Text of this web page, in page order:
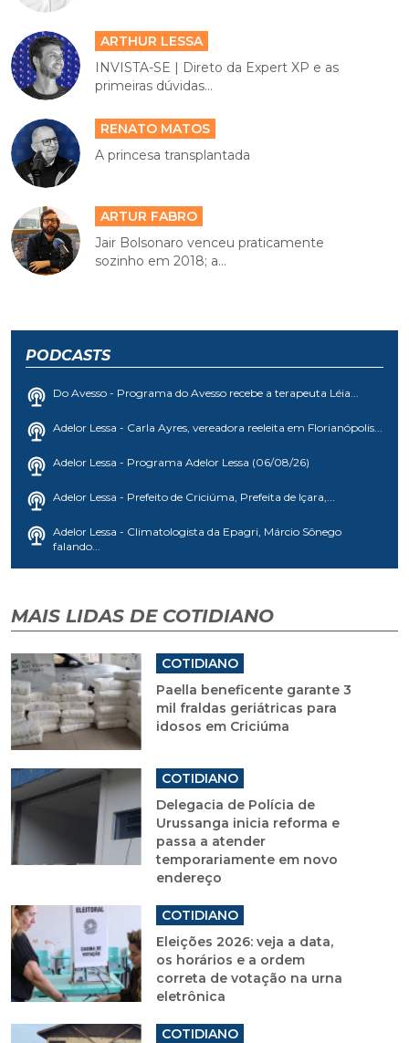
ARTHUR LESSA
INVISTA-SE | Direto da Expert XP e as
primeiras dúvidas...
RENATO MATOS
A princesa transplantada
ARTUR FABRO
Jair Bolsonaro venceu praticamente
sozinho em 2018; a...
PODCASTS
Do Avesso - Programa do Avesso recebe a terapeuta Léia...
Adelor Lessa - Carla Ayres, vereadora reeleita em Florianópolis...
Adelor Lessa - Programa Adelor Lessa (06/08/26)
Adelor Lessa - Prefeito de Criciúma, Prefeita de Içara,...
Adelor Lessa - Climatologista da Epagri, Márcio Sônego
falando...
MAIS LIDAS DE COTIDIANO
COTIDIANO
Paella beneficente garante 3
mil fraldas geriátricas para
idosos em Criciúma
COTIDIANO
Delegacia de Polícia de
Urussanga inicia reforma e
passa a atender
temporariamente em novo
endereço
COTIDIANO
Eleições 2026: veja a data,
os horários e a ordem
correta de votação na urna
eletrônica
COTIDIANO